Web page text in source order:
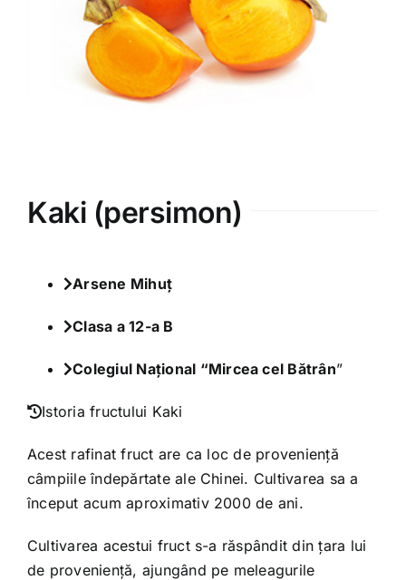
Clubul Iubim Fructele
Kaki (persimon)
Arsene Mihuţ
Clasa a 12-a B
Colegiul Național “Mircea cel Bătrân”
Istoria fructului Kaki
Acest rafinat fruct are ca loc de provenienţă
câmpiile îndepărtate ale Chinei. Cultivarea sa a
început acum aproximativ 2000 de ani.
Cultivarea acestui fruct s-a răspândit din ţara lui
de provenienţă, ajungând pe meleagurile